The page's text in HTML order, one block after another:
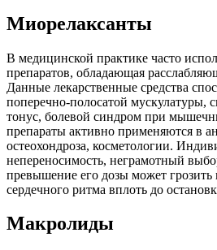
Миорелаксанты
В медицинской практике часто
препаратов, обладающая
Данные лекарственные средства
поперечно-полосатой
тонус, болевой синдром при
препараты активно применяются в
остеохондроза, косметологии.
непереносимость, неграмотный
превышение его дозы может
сердечного ритма вплоть до
Макролиды